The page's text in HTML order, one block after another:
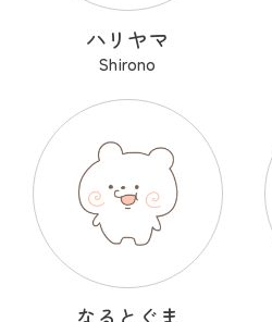
ハリヤマ
Shirono